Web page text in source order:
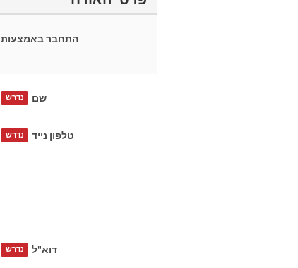
התחבר באמצעות
שם נדרש
טלפון נייד נדרש
דוא"ל נדרש